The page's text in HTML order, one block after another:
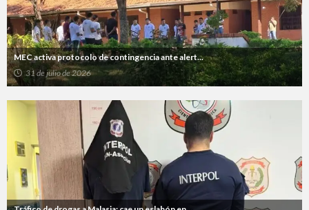
MEC activa protocolo de contingencia ante alert...
31 de julio de 2026